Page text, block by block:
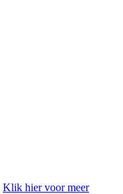
Klik hier voor meer